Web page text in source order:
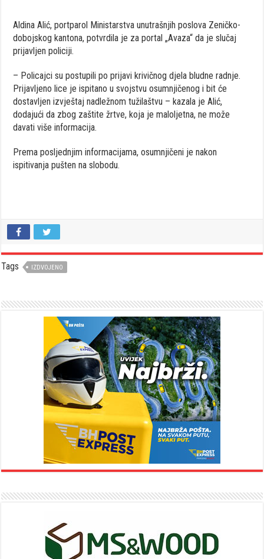
Aldina Alić, portparol Ministarstva unutrašnjih poslova Zeničko-
dobojskog kantona, potvrdila je za portal „Avaza“ da je slučaj
prijavljen policiji.
– Policajci su postupili po prijavi krivičnog djela bludne radnje.
Prijavljeno lice je ispitano u svojstvu osumnjičenog i bit će
dostavljen izvještaj nadležnom tužilaštvu – kazala je Alić,
dodajući da zbog zaštite žrtve, koja je maloljetna, ne može
davati više informacija.
Prema posljednjim informacijama, osumnjičeni je nakon
ispitivanja pušten na slobodu.
Tags IZDVOJENO